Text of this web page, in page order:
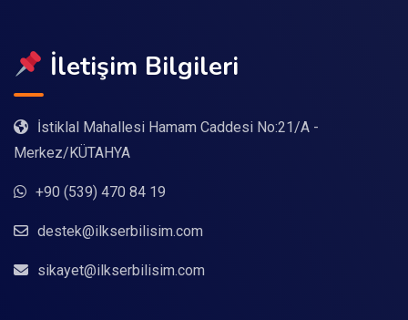
İletişim Bilgileri
İstiklal Mahallesi Hamam Caddesi No:21/A -
Merkez/KÜTAHYA
+90 (539) 470 84 19
destek@ilkserbilisim.com
sikayet@ilkserbilisim.com